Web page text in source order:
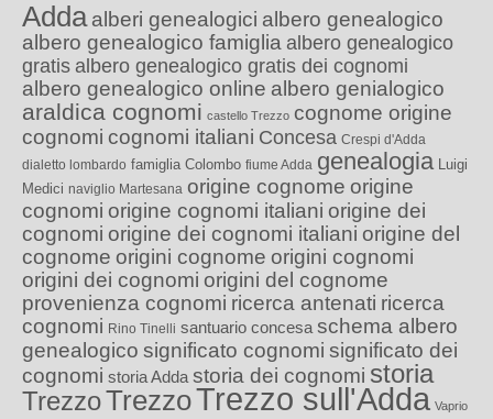
Adda alberi genealogici albero genealogico
albero genealogico famiglia albero genealogico
gratis albero genealogico gratis dei cognomi
albero genealogico online albero genialogico
araldica cognomi castello Trezzo cognome origine
cognomi cognomi italiani Concesa Crespi d'Adda
dialetto lombardo famiglia Colombo fiume Adda genealogia Luigi
Medici naviglio Martesana origine cognome origine
cognomi origine cognomi italiani origine dei
cognomi origine dei cognomi italiani origine del
cognome origini cognome origini cognomi
origini dei cognomi origini del cognome
provenienza cognomi ricerca antenati ricerca
cognomi Rino Tinelli santuario concesa schema albero
genealogico significato cognomi significato dei
cognomi storia Adda storia dei cognomi storia
TrezzoTrezzoTrezzo sull'Adda Vaprio